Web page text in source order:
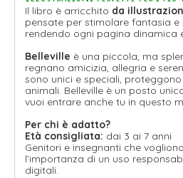
Il libro è arricchito da
pensate per stimolare fantasia e
rendendo ogni pagina dinamica
Belleville è una piccola, ma
regnano amicizia, allegria e
sono unici e speciali,
animali. Belleville è un posto
vuoi entrare anche tu in questo
Per chi è adatto?
Età consigliata: dai 3 ai 7 anni
Genitori e insegnanti che
l’importanza di un uso
digitali.